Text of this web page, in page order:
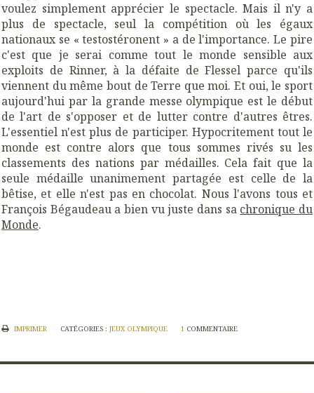
voulez simplement apprécier le spectacle. Mais il n'y a
plus de spectacle, seul la compétition où les égaux
nationaux se « testostéronent » a de l'importance. Le pire
c'est que je serai comme tout le monde sensible aux
exploits de Rinner, à la défaite de Flessel parce qu'ils
viennent du même bout de Terre que moi. Et oui, le sport
aujourd'hui par la grande messe olympique est le début
de l'art de s'opposer et de lutter contre d'autres êtres.
L'essentiel n'est plus de participer. Hypocritement tout le
monde est contre alors que tous sommes rivés su les
classements des nations par médailles. Cela fait que la
seule médaille unanimement partagée est celle de la
bêtise, et elle n'est pas en chocolat. Nous l'avons tous et
François Bégaudeau a bien vu juste dans sa chronique du
Monde.
IMPRIMER CATÉGORIES : JEUX OLYMPIQUE 1 COMMENTAIRE